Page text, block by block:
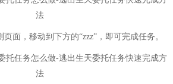
面，移动到下方的“zzz”，即可完成任务。